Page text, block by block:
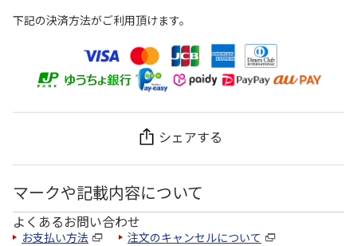
下記の決済方法がご利用頂けます。
シェアする
マークや記載内容について
よくあるお問い合わせ
お支払い方法 注文のキャンセルについて